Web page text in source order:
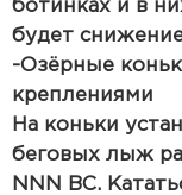
ботинках и в
будет
-Озёрные
креплениями
На коньки
беговых лыж
NNN BC.